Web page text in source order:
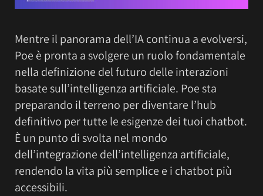
Mentre il panorama dell’IA continua a evolversi,
Poe è pronta a svolgere un ruolo fondamentale
nella definizione del futuro delle interazioni
basate sull’intelligenza artificiale. Poe sta
preparando il terreno per diventare l’hub
definitivo per tutte le esigenze dei tuoi chatbot.
È un punto di svolta nel mondo
dell’integrazione dell’intelligenza artificiale,
rendendo la vita più semplice e i chatbot più
accessibili.